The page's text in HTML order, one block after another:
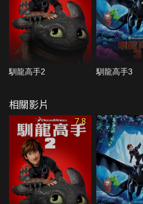
馴龍高手2 馴龍高手3
相關影片
7.8